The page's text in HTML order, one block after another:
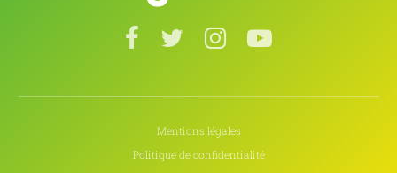
Mentions légales
Politique de confidentialité